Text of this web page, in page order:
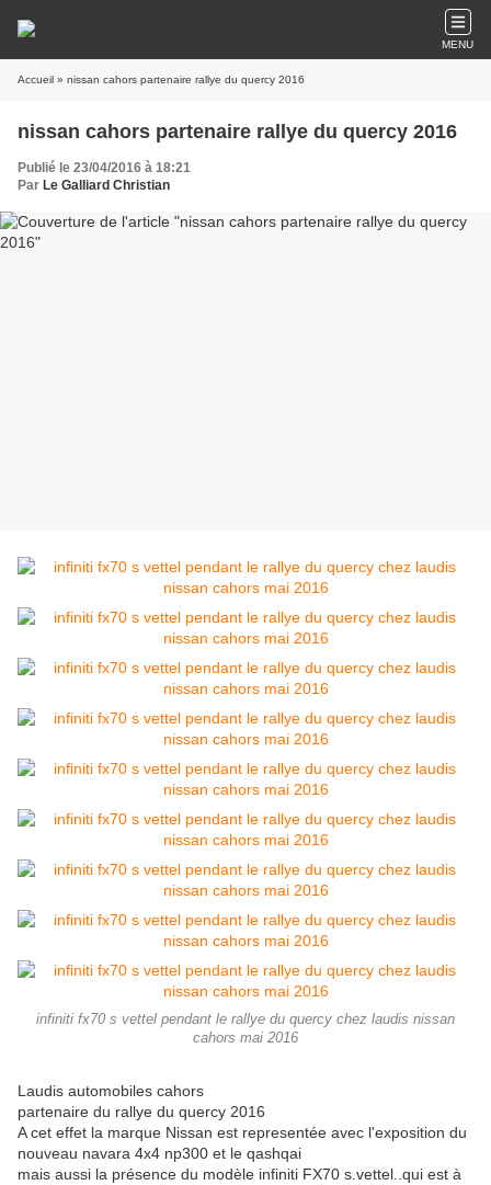
MENU
Accueil » nissan cahors partenaire rallye du quercy 2016
nissan cahors partenaire rallye du quercy 2016
Publié le 23/04/2016 à 18:21
Par Le Galliard Christian
infiniti fx70 s vettel pendant le rallye du quercy chez laudis nissan
cahors mai 2016
Laudis automobiles cahors
partenaire du rallye du quercy 2016
A cet effet la marque Nissan est representée avec l'exposition du
nouveau navara 4x4 np300 et le qashqai
mais aussi la présence du modèle infiniti FX70 s.vettel..qui est à